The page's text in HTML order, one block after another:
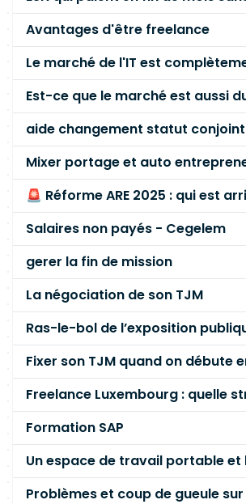
et hors production. Collaborer
MOA, MOE, Production et
garantir la qualité et la
solutions délivrées.
Avantages d'être freelance
Salaires non payés - Cegelem
gerer la fin de mission
La négociation de son TJM
Freelance Luxembourg : quelle
Formation SAP
Problèmes et coup de gueule